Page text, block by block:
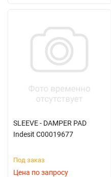
SLEEVE - DAMPER PAD
Indesit C00019677
Под заказ
Цена по запросу